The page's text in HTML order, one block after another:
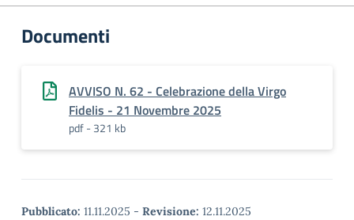
Documenti
AVVISO N. 62 - Celebrazione della Virgo
Fidelis - 21 Novembre 2025
pdf - 321 kb
Pubblicato: 11.11.2025 - Revisione: 12.11.2025